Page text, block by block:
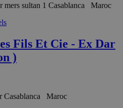
mers sultan 1 Casablanca Maroc
Fils Et Cie - Ex Dar
)
Casablanca Maroc